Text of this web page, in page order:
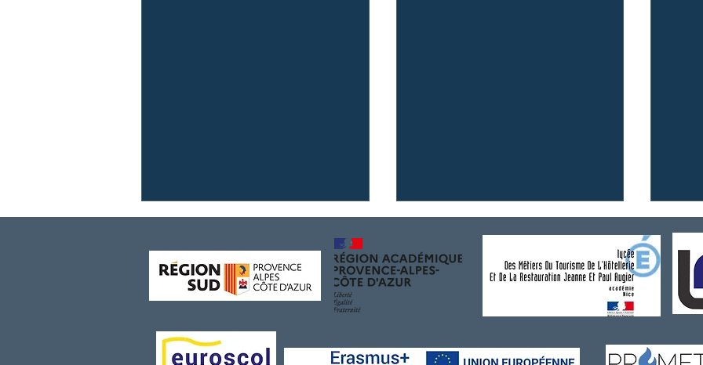
⚓ Diplômé(e) en hôtellerie- {Formation Yachting - École